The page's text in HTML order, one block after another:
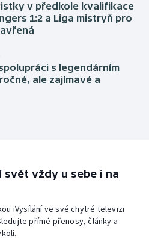
v předkole kvalifikace
1:2 a Liga mistryň pro
s legendárním
ale zajímavé a
vždy u sebe i na
iVysílání ve své chytré televizi
přímé přenosy, články a